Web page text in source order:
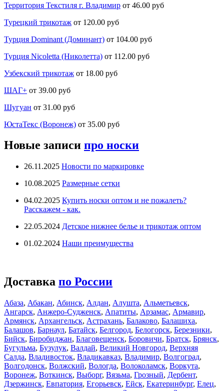
Территория Текстиля г. Владимир от 46.00 руб
Турецкий трикотаж от 120.00 руб
Турция Dominant (Доминант) от 104.00 руб
Турция Nicoletta (Николетта) от 112.00 руб
Узбекский трикотаж от 18.00 руб
ШАГ+ от 39.00 руб
Шугуан от 31.00 руб
ЮстаТекс (Воронеж) от 35.00 руб
Новые записи про носки
26.11.2025 Новости по маркировке
10.08.2025 Размерные сетки
04.02.2025 Купить носки оптом и не пожалеть?
Расскажем - как.
22.05.2024 Детское нижнее белье и трикотаж оптом
01.02.2024 Наши преимущества
Доставка по России
Абаза, Абакан, Абинск, Алдан, Алушта, Альметьевск,
Ангарск, Анжеро-Судженск, Апатиты, Арзамас, Армавир,
Армянск, Архангельск, Астрахань, Балаково, Балашиха,
Балашов, Барнаул, Батайск, Белгород, Белогорск, Березники,
Бийск, Биробиджан, Благовещенск, Боровичи, Братск, Брянск,
Бугульма, Бузулук, Валдай, Великий Новгород, Верхняя
Салда, Владивосток, Владикавказ, Владимир, Волгоград,
Волгодонск, Волжский, Вологда, Волоколамск, Воркута,
Воронеж, Воткинск, Выборг, Вязьма, Грозный, Дербент,
Дзержинск, Евпатория, Егорьевск, Ейск, Екатеринбург, Елец,